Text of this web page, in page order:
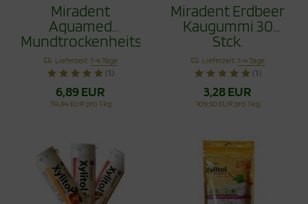
Miradent
Aquamed
Mundtrockenheitstablette
mit Xylit 60g
Lieferzeit:1-4 Tage
(1)
6,89 EUR
114,84 EUR pro 1 kg
Miradent Erdbeer
Kaugummi 30
Stck.
Lieferzeit:1-4 Tage
(1)
3,28 EUR
109,50 EUR pro 1 kg